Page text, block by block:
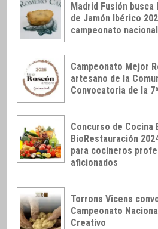
Madrid Fusión
de Jamón Ibérico
campeonato nacional
Campeonato Mejor
artesano de la
Convocatoria de la
Concurso de Cocina
BioRestauración
para cocineros
aficionados
Torrons Vicens
Campeonato
Creativo